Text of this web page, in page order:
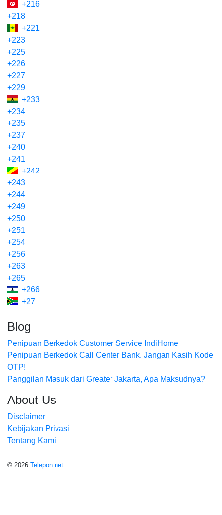
+216
+218
+221
+223
+225
+226
+227
+229
+233
+234
+235
+237
+240
+241
+242
+243
+244
+249
+250
+251
+254
+256
+263
+265
+266
+27
Blog
Penipuan Berkedok Customer Service IndiHome
Penipuan Berkedok Call Center Bank. Jangan Kasih Kode
OTP!
Panggilan Masuk dari Greater Jakarta, Apa Maksudnya?
About Us
Disclaimer
Kebijakan Privasi
Tentang Kami
© 2026 Telepon.net